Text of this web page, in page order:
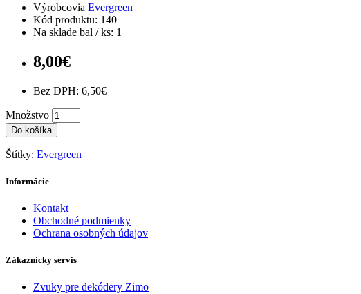
Výrobcovia Evergreen
Kód produktu: 140
Na sklade bal / ks: 1
8,00€
Bez DPH: 6,50€
Množstvo
Do košíka
Štítky: Evergreen
Informácie
Kontakt
Obchodné podmienky
Ochrana osobných údajov
Zákaznícky servis
Zvuky pre dekódery Zimo